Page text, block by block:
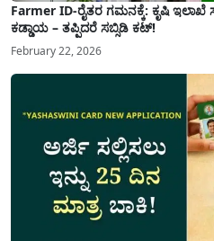
Farmer ID-ರೈತರ ಗಮನಕ್ಕೆ: ಕೃಷಿ
ಕಡ್ಡಾಯ – ತಪ್ಪಿದರೆ ಸಬ್ಸಿಡಿ ಕಟ್!
February 22, 2026